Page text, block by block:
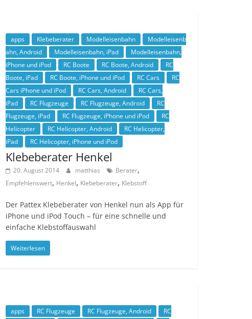
apps Klebeberater Modelleisenbahn
Modelleisenb
ahn, Android
Modelleisenbahn, iPad
Modelleisenbahn,
iPhone und iPod
RC Boote RC Boote, Android
RC
Boote, iPad
RC Boote, iPhone und iPod RC Cars
RC
Cars iPhone und iPod
RC Cars, Android
RC Cars,
iPad
RC Flugzeuge RC Flugzeuge, Android
RC
Flugzeuge, iPad
RC Flugzeuge, iPhone und iPod
RC
Helicopter
RC Helicopter, Android
RC Helicopter,
iPad
RC Helicopter, iPhone und iPod
Klebeberater Henkel
20. August 2014 matthias Berater,
Empfehlenswert, Henkel, Klebeberater, Klebstoff
Der Pattex Klebeberater von Henkel nun als App für
iPhone und iPod Touch – für eine schnelle und
einfache Klebstoffauswahl
Weiterlesen
apps RC Flugzeuge RC Flugzeuge, Android
RC